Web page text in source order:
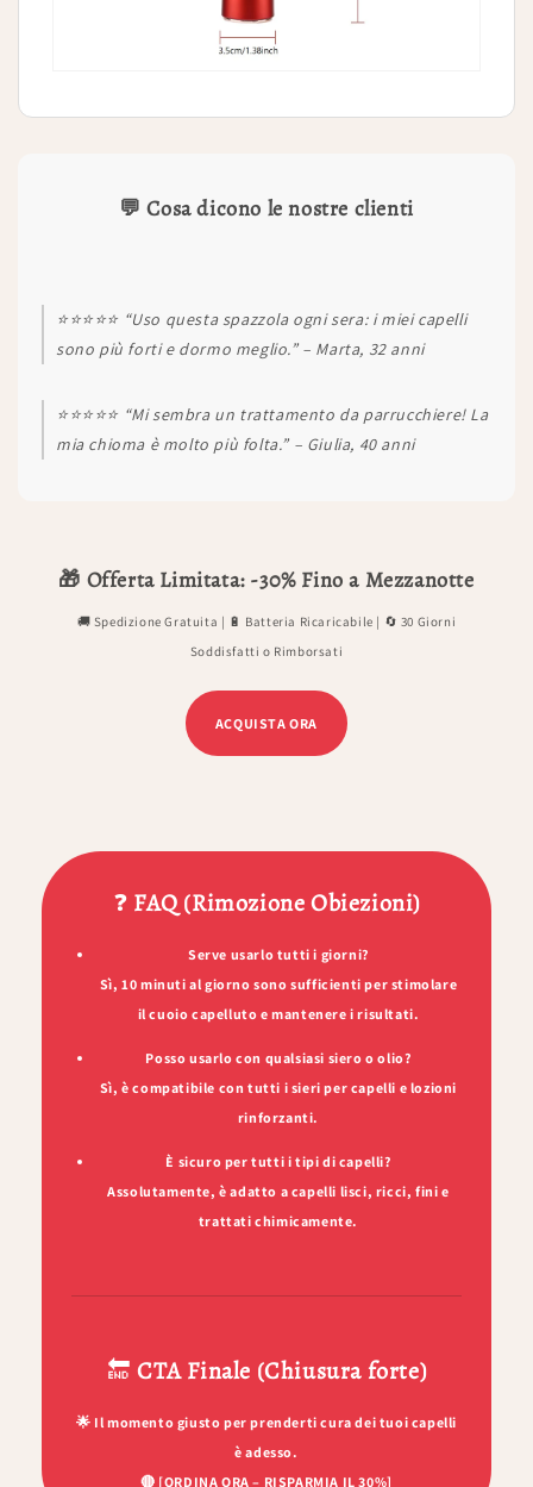
💬 Cosa dicono le nostre clienti
⭐⭐⭐⭐⭐ “Uso questa spazzola ogni sera: i miei capelli
sono più forti e dormo meglio.” – Marta, 32 anni
⭐⭐⭐⭐⭐ “Mi sembra un trattamento da parrucchiere! La
mia chioma è molto più folta.” – Giulia, 40 anni
🎁 Offerta Limitata: -30% Fino a Mezzanotte
🚚 Spedizione Gratuita | 🔋 Batteria Ricaricabile | 🔄 30 Giorni
Soddisfatti o Rimborsati
ACQUISTA ORA
❓ FAQ (Rimozione Obiezioni)
Serve usarlo tutti i giorni?
Sì, 10 minuti al giorno sono sufficienti per stimolare
il cuoio capelluto e mantenere i risultati.
Posso usarlo con qualsiasi siero o olio?
Sì, è compatibile con tutti i sieri per capelli e lozioni
rinforzanti.
È sicuro per tutti i tipi di capelli?
Assolutamente, è adatto a capelli lisci, ricci, fini e
trattati chimicamente.
🔚 CTA Finale (Chiusura forte)
🌟 Il momento giusto per prenderti cura dei tuoi capelli
è adesso.
🔴 [ORDINA ORA – RISPARMIA IL 30%]